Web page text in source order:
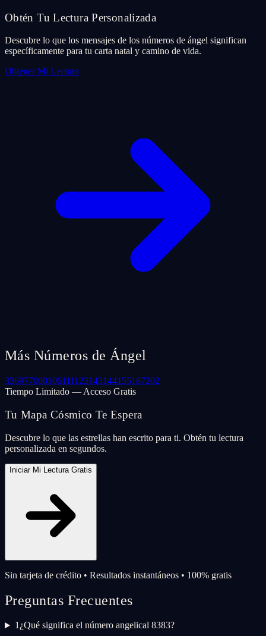
Obtén Tu Lectura Personalizada
Descubre lo que los mensajes de los números de ángel significan
específicamente para tu carta natal y camino de vida.
Obtener Mi Lectura
Más Números de Ángel
336977000106111123143144155187202
Tiempo Limitado — Acceso Gratis
Tu Mapa Cósmico Te Espera
Descubre lo que las estrellas han escrito para ti. Obtén tu lectura
personalizada en segundos.
Iniciar Mi Lectura Gratis
Sin tarjeta de crédito • Resultados instantáneos • 100% gratis
Preguntas Frecuentes
1¿Qué significa el número angelical 8383?